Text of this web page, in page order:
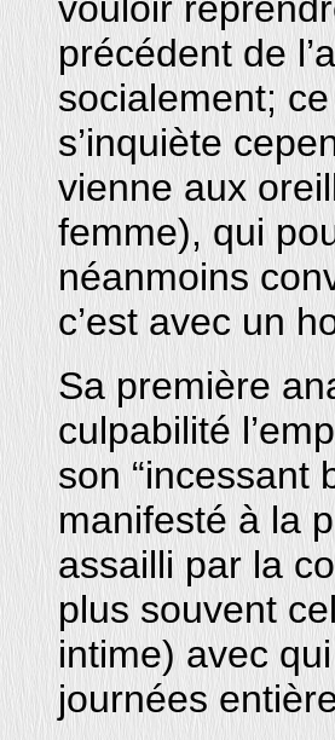
précédent de
socialement;
s’inquiète
vienne aux
femme), qui
néanmoins
c’est avec un
Sa première
culpabilité
son “incessant
manifesté à la
assailli par la
plus souvent
intime) avec
journées